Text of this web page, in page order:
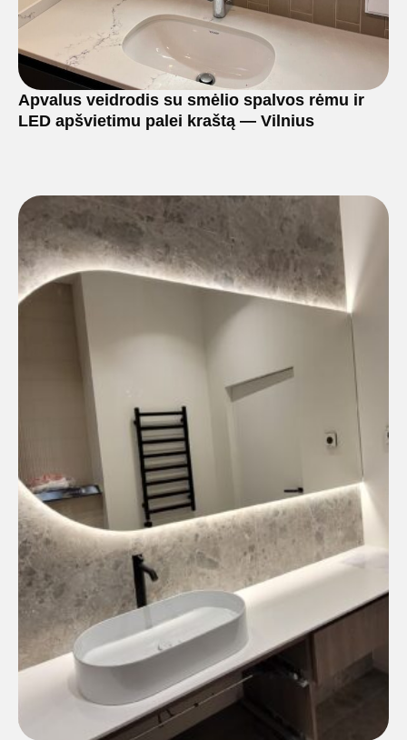
Apvalus veidrodis su smėlio spalvos rėmu ir
LED apšvietimu palei kraštą — Vilnius